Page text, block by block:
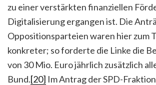
zu einer verstärkten finanziellen
Digitalisierung ergangen ist. Die
Oppositionsparteien waren hier zum
konkreter; so forderte die Linke die
von 30 Mio. Euro jährlich zusätzlich
Bund.[20] Im Antrag der SPD-